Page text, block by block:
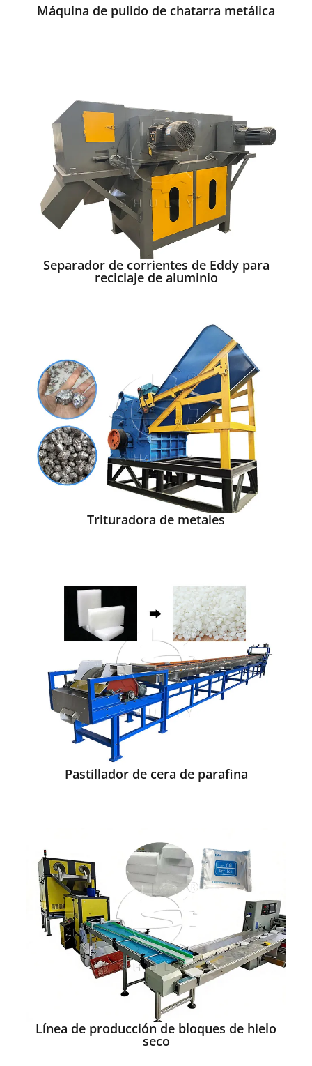
Máquina de pulido de chatarra metálica
Separador de corrientes de Eddy para
reciclaje de aluminio
Trituradora de metales
Pastillador de cera de parafina
Línea de producción de bloques de hielo
seco